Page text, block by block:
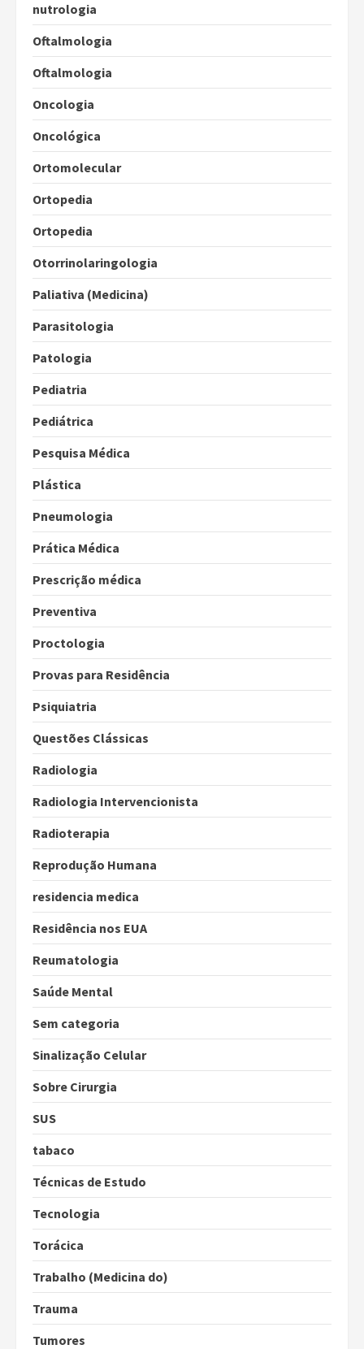
nutrologia
Oftalmologia
Oftalmologia
Oncologia
Oncológica
Ortomolecular
Ortopedia
Ortopedia
Otorrinolaringologia
Paliativa (Medicina)
Parasitologia
Patologia
Pediatria
Pediátrica
Pesquisa Médica
Plástica
Pneumologia
Prática Médica
Prescrição médica
Preventiva
Proctologia
Provas para Residência
Psiquiatria
Questões Clássicas
Radiologia
Radiologia Intervencionista
Radioterapia
Reprodução Humana
residencia medica
Residência nos EUA
Reumatologia
Saúde Mental
Sem categoria
Sinalização Celular
Sobre Cirurgia
SUS
tabaco
Técnicas de Estudo
Tecnologia
Torácica
Trabalho (Medicina do)
Trauma
Tumores